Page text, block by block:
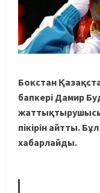
Бокстан
бапкері Дамир
пікірін айтты.
хабарлайды.